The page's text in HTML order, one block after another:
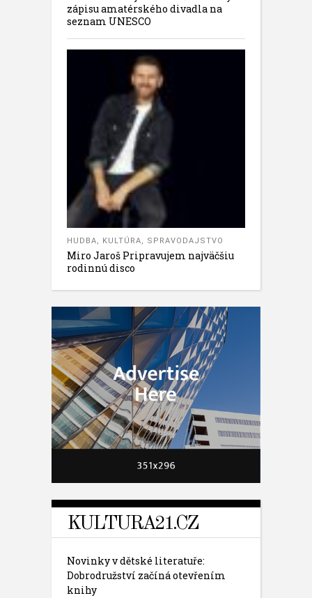
zápisu amatérského divadla na
seznam UNESCO
HUDBA, KULTÚRA, SPRAVODAJSTVO
Miro Jaroš Pripravujem najväčšiu
rodinnú disco
KULTURA21.CZ
Novinky v dětské literatuře:
Dobrodružství začíná otevřením
knihy